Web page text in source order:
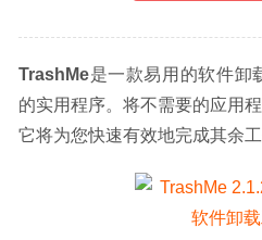
TrashMe是一款易用的软件卸
的实用程序。将不需要的应用
它将为您快速有效地完成其余工